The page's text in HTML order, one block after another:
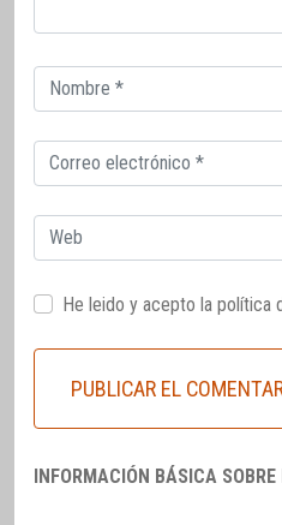
Correo
electrónico
Correo
electrónico
Web
He leido y acepto la política
INFORMACIÓN BÁSICA